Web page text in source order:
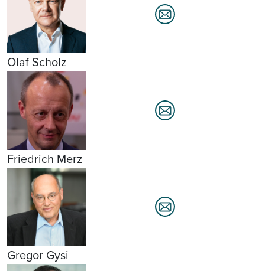
Olaf Scholz
Friedrich Merz
Gregor Gysi